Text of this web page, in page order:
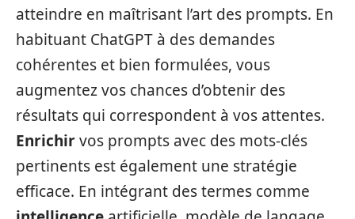
atteindre en maîtrisant l’art des prompts. En
habituant ChatGPT à des demandes
cohérentes et bien formulées, vous
augmentez vos chances d’obtenir des
résultats qui correspondent à vos attentes.
Enrichirvos prompts avec des mots-clés
pertinents est également une stratégie
efficace. En intégrant des termes comme